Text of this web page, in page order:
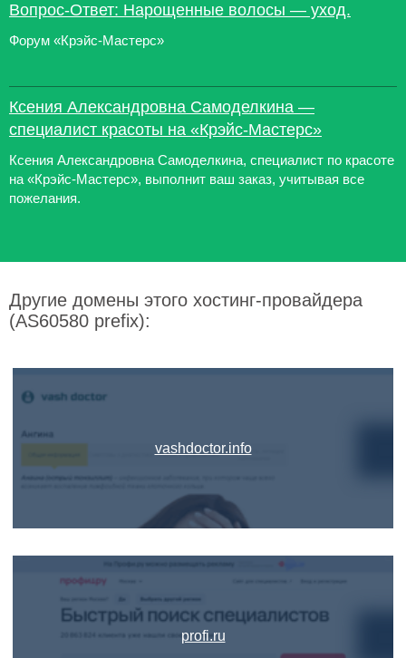
Вопрос-Ответ: Нарощенные волосы — уход.
Форум «Крэйс-Мастерс»
Ксения Александровна Самоделкина —
специалист красоты на «Крэйс-Мастерс»
Ксения Александровна Самоделкина, специалист по красоте
на «Крэйс-Мастерс», выполнит ваш заказ, учитывая все
пожелания.
Другие домены этого хостинг-провайдера
(AS60580 prefix):
vashdoctor.info
profi.ru